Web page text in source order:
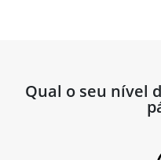
Qual o seu nível